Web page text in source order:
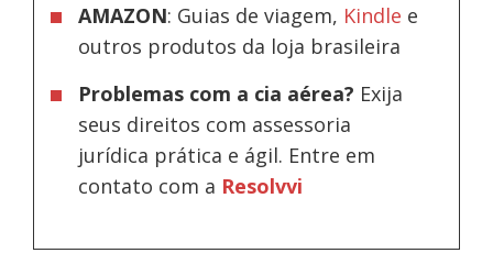
AMAZON: Guias de viagem, Kindle e
outros produtos da loja brasileira
Problemas com a cia aérea? Exija
seus direitos com assessoria
jurídica prática e ágil. Entre em
contato com a Resolvvi